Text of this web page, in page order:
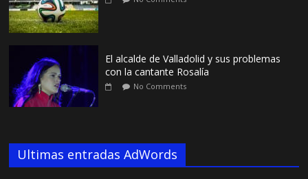
El alcalde de Valladolid y sus problemas
con la cantante Rosalía
No Comments
Ultimas entradas AdWords